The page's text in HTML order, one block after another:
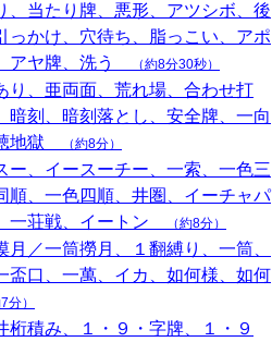
、当たり牌、悪形、アツシボ、後
っかけ、穴待ち、脂っこい、アポ
アヤ牌、洗う
（約8分30秒）
り、亜両面、荒れ場、合わせ打
暗刻、暗刻落とし、安全牌、一向
地獄
（約8分）
ー、イースーチー、一索、一色三
順、一色四順、井圏、イーチャパ
一荘戦、イートン
（約8分）
月／一筒撈月、１翻縛り、一筒、
盃口、一萬、イカ、如何様、如何
分）
桁積み、１・９・字牌、１・９